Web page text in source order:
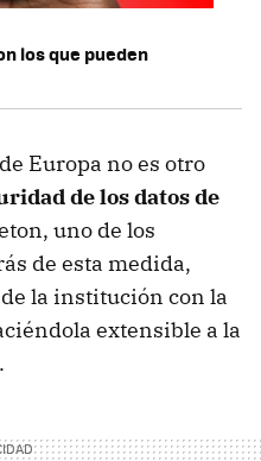
los que pueden
Europa no es otro
de los datos de
uno de los
de esta medida,
la institución con la
extensible a la